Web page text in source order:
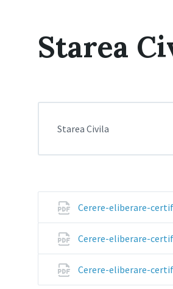
Starea
Starea Civila
Cerere-eliberare-
Cerere-eliberare-
Cerere-eliberare-